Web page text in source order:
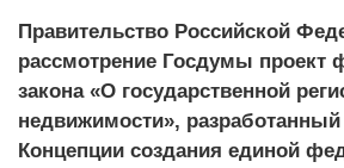
Правительство Российской
рассмотрение Госдумы проект
закона «О государственной
недвижимости»,
Концепции создания единой